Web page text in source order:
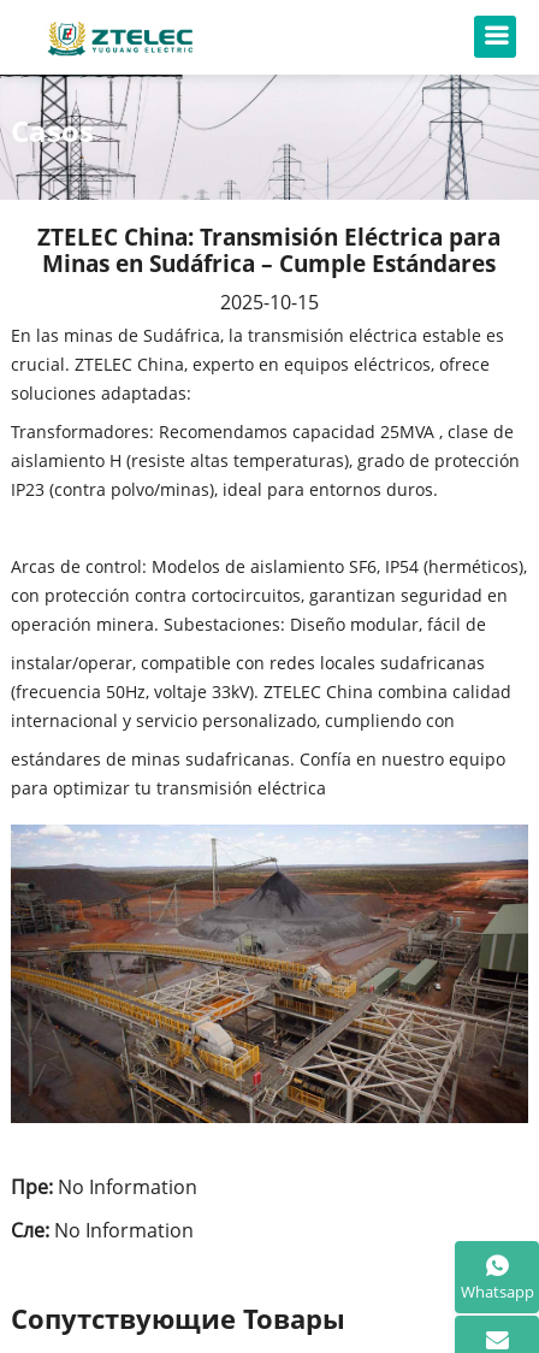
Casos
ZTELEC China: Transmisión Eléctrica para
Minas en Sudáfrica – Cumple Estándares
2025-10-15
En las minas de Sudáfrica, la transmisión eléctrica estable es
crucial. ZTELEC China, experto en equipos eléctricos, ofrece
soluciones adaptadas:​
Transformadores: Recomendamos capacidad 25MVA , clase de
aislamiento H (resiste altas temperaturas), grado de protección
IP23 (contra polvo/minas), ideal para entornos duros.​
Arcas de control: Modelos de aislamiento SF6, IP54 (herméticos),
con protección contra cortocircuitos, garantizan seguridad en
operación minera.​ Subestaciones: Diseño modular, fácil de
instalar/operar, compatible con redes locales sudafricanas
(frecuencia 50Hz, voltaje 33kV).​ ZTELEC China combina calidad
internacional y servicio personalizado, cumpliendo con
estándares de minas sudafricanas. Confía en nuestro equipo
para optimizar tu transmisión eléctrica
Пре: No Information
Сле: No Information
Сопутствующие Товары
Whatsapp